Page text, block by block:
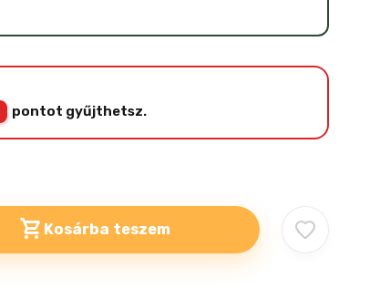
pontot gyűjthetsz.
Kosárba teszem